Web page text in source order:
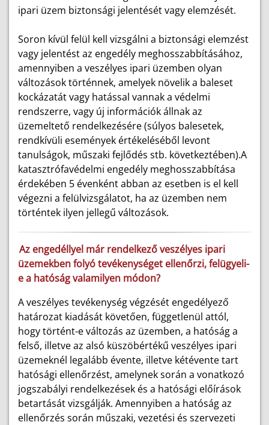
ipari üzem biztonsági jelentését vagy elemzését.
Soron kívül felül kell vizsgálni a biztonsági elemzést
vagy jelentést az engedély meghosszabbításához,
amennyiben a veszélyes ipari üzemben olyan
változások történnek, amelyek növelik a baleset
kockázatát vagy hatással vannak a védelmi
rendszerre, vagy új információk állnak az
üzemeltető rendelkezésére (súlyos balesetek,
rendkívüli események értékeléséből levont
tanulságok, műszaki fejlődés stb. következtében).A
katasztrófavédelmi engedély meghosszabbítása
érdekében 5 évenként abban az esetben is el kell
végezni a felülvizsgálatot, ha az üzemben nem
történtek ilyen jellegű változások.
Az engedéllyel már rendelkező veszélyes ipari
üzemekben folyó tevékenységet ellenőrzi, felügyeli-
e a hatóság valamilyen módon?
A veszélyes tevékenység végzését engedélyező
határozat kiadását követően, függetlenül attól,
hogy történt-e változás az üzemben, a hatóság a
felső, illetve az alsó küszöbértékű veszélyes ipari
üzemeknél legalább évente, illetve kétévente tart
hatósági ellenőrzést, amelynek során a vonatkozó
jogszabályi rendelkezések és a hatósági előírások
betartását vizsgálják. Amennyiben a hatóság az
ellenőrzés során műszaki, vezetési és szervezeti